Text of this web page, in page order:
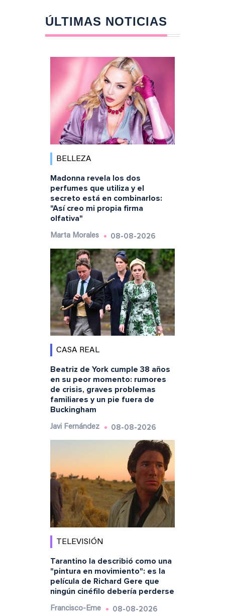
ÚLTIMAS NOTICIAS
BELLEZA
Madonna revela los dos
perfumes que utiliza y el
secreto está en combinarlos:
"Así creo mi propia firma
olfativa"
Marta Morales 08-08-2026
CASA REAL
Beatriz de York cumple 38 años
en su peor momento: rumores
de crisis, graves problemas
familiares y un pie fuera de
Buckingham
Javi Fernández 08-08-2026
TELEVISIÓN
Tarantino la describió como una
"pintura en movimiento": es la
película de Richard Gere que
ningún cinéfilo debería perderse
Francisco-Eme 08-08-2026